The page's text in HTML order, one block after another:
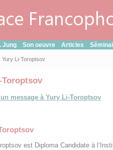
Jung Son oeuvre Articles
Yury Li-Toroptsov
message à Yury Li-Toroptsov
est Diploma Candidate à